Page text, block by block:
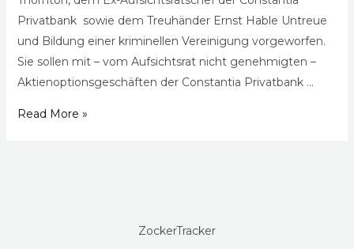
Privatbank sowie dem Treuhänder Ernst Hable Untreue
und Bildung einer kriminellen Vereinigung vorgeworfen.
Sie sollen mit – vom Aufsichtsrat nicht genehmigten –
Aktienoptionsgeschäften der Constantia Privatbank …
Read More »
ZockerTracker